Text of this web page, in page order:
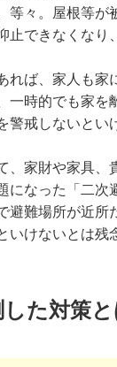
等々。屋根等
止できなくなり
れば、家人も
一時的でも家を
警戒しないとい
、家財や家具、
になった「二
避難場所が近
いけないとは残
た対策と